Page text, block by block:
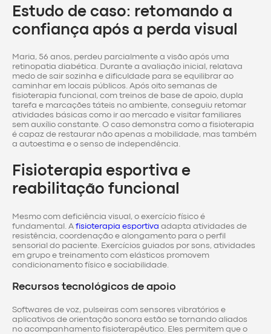
Estudo de caso: retomando a
confiança após a perda visual
Maria, 56 anos, perdeu parcialmente a visão após uma
retinopatia diabética. Durante a avaliação inicial, relatava
medo de sair sozinha e dificuldade para se equilibrar ao
caminhar em locais públicos. Após oito semanas de
fisioterapia funcional, com treinos de base de apoio, dupla
tarefa e marcações táteis no ambiente, conseguiu retomar
atividades básicas como ir ao mercado e visitar familiares
sem auxílio constante. O caso demonstra como a fisioterapia
é capaz de restaurar não apenas a mobilidade, mas também
a autoestima e o senso de independência.
Fisioterapia esportiva e
reabilitação funcional
Mesmo com deficiência visual, o exercício físico é
fundamental. A fisioterapia esportiva adapta atividades de
resistência, coordenação e alongamento para o perfil
sensorial do paciente. Exercícios guiados por sons, atividades
em grupo e treinamento com elásticos promovem
condicionamento físico e sociabilidade.
Recursos tecnológicos de apoio
Softwares de voz, pulseiras com sensores vibratórios e
aplicativos de orientação sonora estão se tornando aliados
no acompanhamento fisioterapêutico. Eles permitem que o